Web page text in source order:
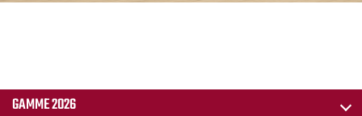
GAMME 2026